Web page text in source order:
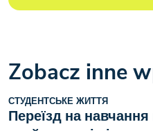
Zobacz inne
СТУДЕНТСЬКЕ ЖИТТЯ
Переїзд на